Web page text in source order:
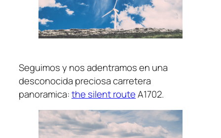
Seguimos y nos adentramos en una
desconocida preciosa carretera
panoramica:the silent routeA1702.